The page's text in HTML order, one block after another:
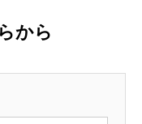
から